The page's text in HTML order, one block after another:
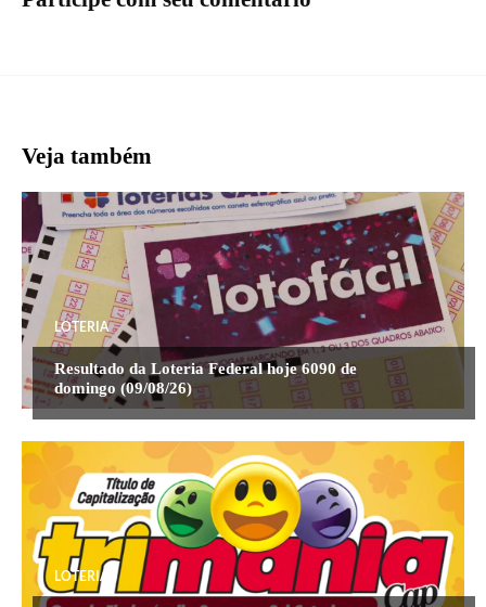
Veja também
LOTERIA
Resultado da Loteria Federal hoje 6090 de
domingo (09/08/26)
LOTERIA